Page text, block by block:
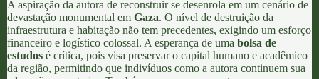
A aspiração da autora de reconstruir se desenrola em um cenário de
devastação monumental em Gaza. O nível de destruição da
infraestrutura e habitação não tem precedentes, exigindo um esforço
financeiro e logístico colossal. A esperança de uma bolsa de
estudos é crítica, pois visa preservar o capital humano e acadêmico
da região, permitindo que indivíduos como a autora continuem sua